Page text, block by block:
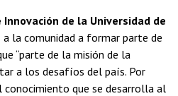
de la Universidad de
a la comunidad a formar parte de
“parte de la misión de la
a los desafíos del país. Por
que se desarrolla al